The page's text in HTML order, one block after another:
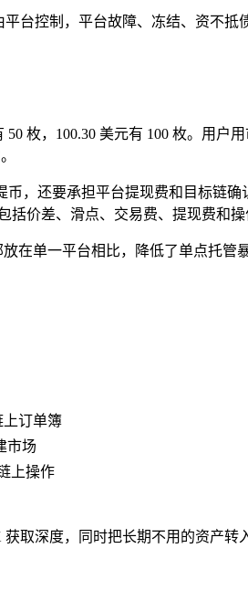
台控制，平台故障、冻结、资不
枚，100.30 美元有 100 枚。用
币，还要承担平台提现费和目标链
价差、滑点、交易费、提现费和
在单一平台相比，降低了单点托
订单簿
市场
上操作
取深度，同时把长期不用的资产